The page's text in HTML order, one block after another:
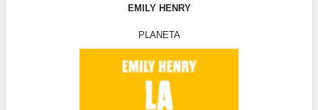
EMILY HENRY
PLANETA